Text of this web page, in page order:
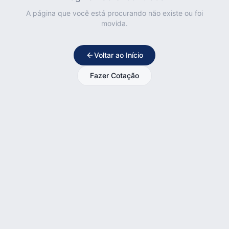
A página que você está procurando não existe ou foi
movida.
Voltar ao Início
Fazer Cotação